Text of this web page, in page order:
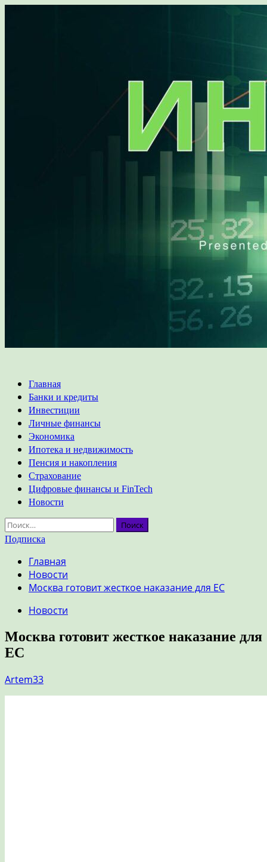
Основное
меню
Главная
Банки и кредиты
Инвестиции
Личные финансы
Экономика
Ипотека и недвижимость
Пенсия и накопления
Страхование
Цифровые финансы и FinTech
Новости
Найти:
Подписка
Главная
Новости
Москва готовит жесткое наказание для ЕС
Новости
Москва готовит жесткое наказание для
ЕС
Artem33